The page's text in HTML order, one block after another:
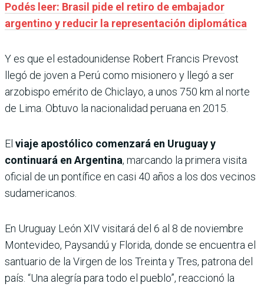
Podés leer: Brasil pide el retiro de embajador
argentino y reducir la representación diplomática
Y es que el estadounidense Robert Francis Prevost
llegó de joven a Perú como misionero y llegó a ser
arzobispo emérito de Chiclayo, a unos 750 km al norte
de Lima. Obtuvo la nacionalidad peruana en 2015.
El viaje apostólico comenzará en Uruguay y
continuará en Argentina, marcando la primera visita
oficial de un pontífice en casi 40 años a los dos vecinos
sudamericanos.
En Uruguay León XIV visitará del 6 al 8 de noviembre
Montevideo, Paysandú y Florida, donde se encuentra el
santuario de la Virgen de los Treinta y Tres, patrona del
país. “Una alegría para todo el pueblo”, reaccionó la